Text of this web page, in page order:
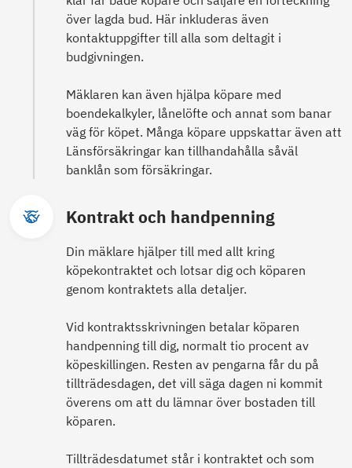
över lagda bud. Här inkluderas även
kontaktuppgifter till alla som deltagit i
budgivningen.
Mäklaren kan även hjälpa köpare med
boendekalkyler, lånelöfte och annat som banar
väg för köpet. Många köpare uppskattar även att
Länsförsäkringar kan tillhandahålla såväl
banklån som försäkringar.
Kontrakt och handpenning
Din mäklare hjälper till med allt kring
köpekontraktet och lotsar dig och köparen
genom kontraktets alla detaljer.
Vid kontraktsskrivningen betalar köparen
handpenning till dig, normalt tio procent av
köpeskillingen. Resten av pengarna får du på
tillträdesdagen, det vill säga dagen ni kommit
överens om att du lämnar över bostaden till
köparen.
Tillträdesdatumet står i kontraktet och som